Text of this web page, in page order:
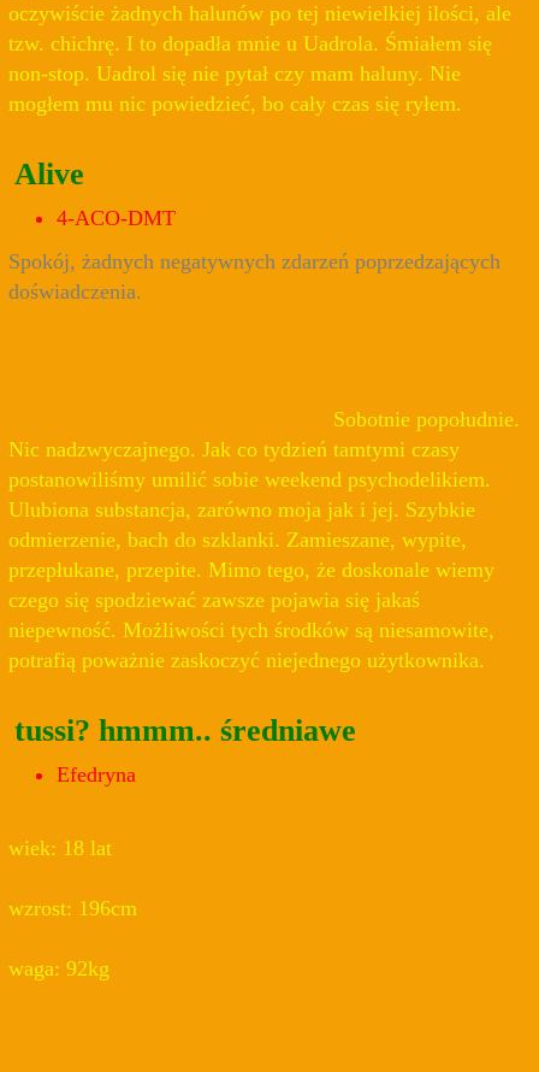
oczywiście żadnych halunów po tej niewielkiej ilości, ale
tzw. chichrę. I to dopadła mnie u Uadrola. Śmiałem się
non-stop. Uadrol się nie pytał czy mam haluny. Nie
mogłem mu nic powiedzieć, bo cały czas się ryłem.
Alive
4-ACO-DMT
Spokój, żadnych negatywnych zdarzeń poprzedzających
doświadczenia.
Sobotnie popołudnie.
Nic nadzwyczajnego. Jak co tydzień tamtymi czasy
postanowiliśmy umilić sobie weekend psychodelikiem.
Ulubiona substancja, zarówno moja jak i jej. Szybkie
odmierzenie, bach do szklanki. Zamieszane, wypite,
przepłukane, przepite. Mimo tego, że doskonale wiemy
czego się spodziewać zawsze pojawia się jakaś
niepewność. Możliwości tych środków są niesamowite,
potrafią poważnie zaskoczyć niejednego użytkownika.
tussi? hmmm.. średniawe
Efedryna
wiek: 18 lat
wzrost: 196cm
waga: 92kg